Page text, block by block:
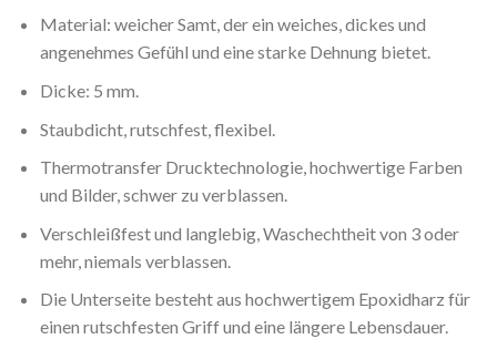
Material: weicher Samt, der ein weiches, dickes und
angenehmes Gefühl und eine starke Dehnung bietet.
Dicke: 5 mm.
Staubdicht, rutschfest, flexibel.
Thermotransfer Drucktechnologie, hochwertige Farben
und Bilder, schwer zu verblassen.
Verschleißfest und langlebig, Waschechtheit von 3 oder
mehr, niemals verblassen.
Die Unterseite besteht aus hochwertigem Epoxidharz für
einen rutschfesten Griff und eine längere Lebensdauer.